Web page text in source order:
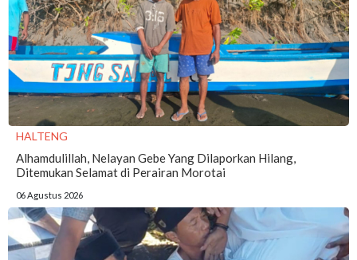
HALTENG
Alhamdulillah, Nelayan Gebe Yang Dilaporkan Hilang,
Ditemukan Selamat di Perairan Morotai
06 Agustus 2026